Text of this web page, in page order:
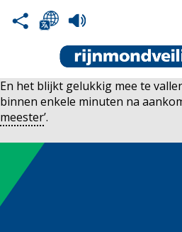
En het blijkt gelukkig mee te
binnen enkele minuten na
meester’.